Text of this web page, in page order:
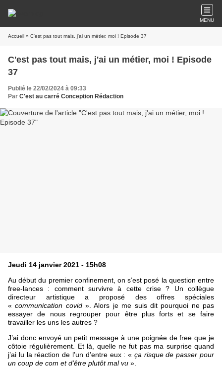
MENU
Accueil » C'est pas tout mais, j'ai un métier, moi ! Episode 37
C'est pas tout mais, j'ai un métier, moi ! Episode
37
Publié le 22/02/2024 à 09:33
Par C'est au carré Conception Rédaction
Jeudi 14 janvier 2021 - 15h08
Au début du premier confinement, on s’est posé la question entre
free-lances : comment survivre à cette crise ? Un collègue
directeur artistique a proposé des offres spéciales
«communication covid». Alors je me suis dit pourquoi ne pas
essayer de nous regrouper pour être plus forts et se faire
travailler les uns les autres ?
J’ai donc envoyé un petit message à une poignée de free que je
côtoie régulièrement. Et là, quelle ne fut pas ma surprise quand
j’ai lu la réaction de l’un d’entre eux : « ça risque de passer pour
un coup de com et d’être plutôt mal vu ».